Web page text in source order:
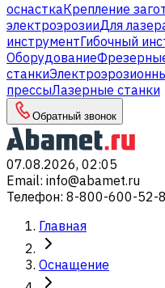
оснасткаКрепление
электроэрозииДля
инструментГибочный
Оборудование
станки
прессыЛазерные станки
Обратный звонок
07.08.2026, 02:05
Email: info@abamet.ru
Телефон: 8-800-600-52-
Главная
Оснащение